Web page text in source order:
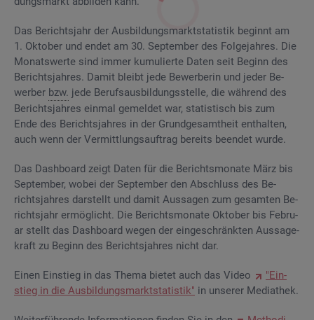
Das Be­richts­jahr der Aus­bil­dungs­markt­sta­tis­tik be­ginnt am
1. Ok­to­ber und endet am 30. Sep­tem­ber des Fol­ge­jah­res. Die
Mo­nats­wer­te sind immer ku­mu­lier­te Daten seit Be­ginn des
Be­richts­jah­res. Damit bleibt jede Be­wer­be­rin und jeder Be­
wer­ber bzw. jede Be­rufs­aus­bil­dungs­stel­le, die wäh­rend des
Be­richts­jah­res ein­mal ge­mel­det war, sta­tis­tisch bis zum
Ende des Be­richts­jah­res in der Grund­ge­samt­heit ent­hal­ten,
auch wenn der Ver­mitt­lungs­auf­trag be­reits be­en­det wurde.
Das Da­sh­board zeigt Daten für die Be­richts­mo­na­te März bis
Sep­tem­ber, wobei der Sep­tem­ber den Ab­schluss des Be­
richts­jah­res dar­stellt und damit Aus­sa­gen zum ge­sam­ten Be­
richts­jahr er­mög­licht. Die Be­richts­mo­na­te Ok­to­ber bis Fe­bru­
ar stellt das Da­sh­board wegen der ein­ge­schränk­ten Aus­sa­ge­
kraft zu Be­ginn des Be­richts­jah­res nicht dar.
Einen Ein­stieg in das Thema bie­tet auch das Video
"Ein­
stieg in die Aus­bil­dungs­markt­sta­tis­tik" in un­se­rer Me­dia­thek.